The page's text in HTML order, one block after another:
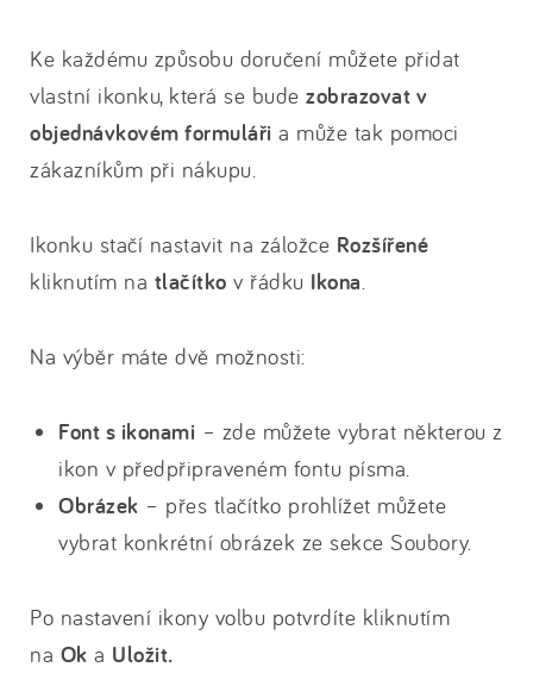
Ke každému způsobu doručení můžete přidat
vlastní ikonku, která se bude zobrazovat v
objednávkovém formuláři a může tak pomoci
zákazníkům při nákupu.
Ikonku stačí nastavit na záložce Rozšířené
kliknutím na tlačítko v řádku Ikona.
Na výběr máte dvě možnosti:
Font s ikonami – zde můžete vybrat některou z
ikon v předpřipraveném fontu písma.
Obrázek – přes tlačítko prohlížet můžete
vybrat konkrétní obrázek ze sekce Soubory.
Po nastavení ikony volbu potvrdíte kliknutím
na Ok a Uložit.